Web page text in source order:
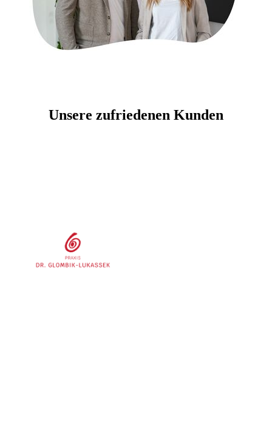
Unsere zufriedenen Kunden